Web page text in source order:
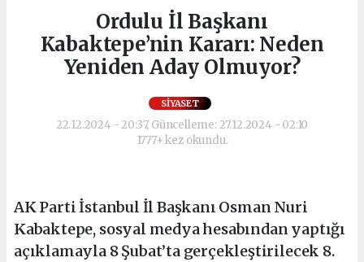
Ordulu İl Başkanı
Kabaktepe’nin Kararı: Neden
Yeniden Aday Olmuyor?
SIYASET
22.12.2024 - 20:37, Güncelleme: 27.12.2024 - 02:10
1777+ kez okundu.
AK Parti İstanbul İl Başkanı Osman Nuri
Kabaktepe, sosyal medya hesabından yaptığı
açıklamayla 8 Şubat’ta gerçekleştirilecek 8.